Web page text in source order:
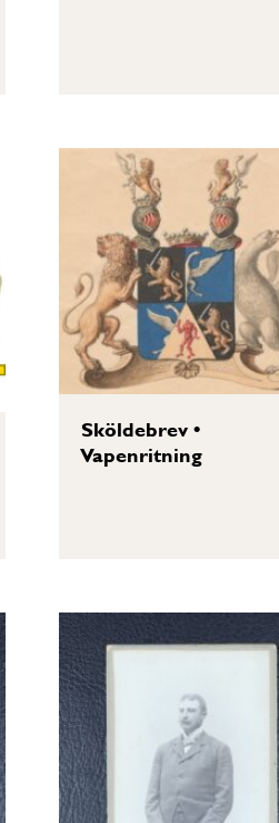
Sköldebrev•
Vapenritning